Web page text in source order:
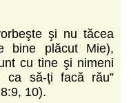
şi nu tăcea
bine plăcut Mie),
cu tine şi nimeni
să-ţi facă rău”
10).